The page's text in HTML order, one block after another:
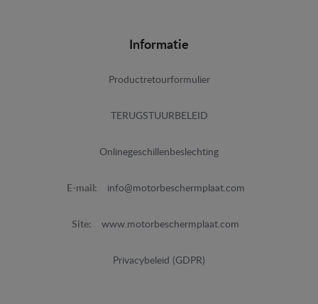
Informatie
Productretourformulier
TERUGSTUURBELEID
Onlinegeschillenbeslechting
E-mail: info@motorbeschermplaat.com
Site: www.motorbeschermplaat.com
Privacybeleid (GDPR)